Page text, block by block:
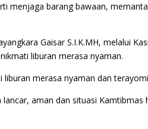
menjaga barang bawaan,
Gaisar S.I.K.MH, melalui
liburan merasa nyaman.
merasa nyaman dan
aman dan situasi